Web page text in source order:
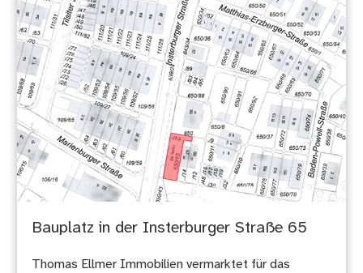
Bauplatz in der Insterburger Straße 65
Thomas Ellmer Immobilien vermarktet für das